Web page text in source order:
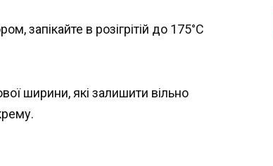
запікайте в розігрітій до 175°C
ширини, які залишити вільно